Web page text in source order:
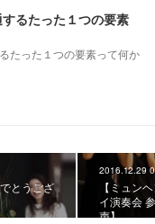
するたった１つの要素
たった１つの要素って何か
とうござ
2016.12.29
【ミュン
イ演奏会
声】